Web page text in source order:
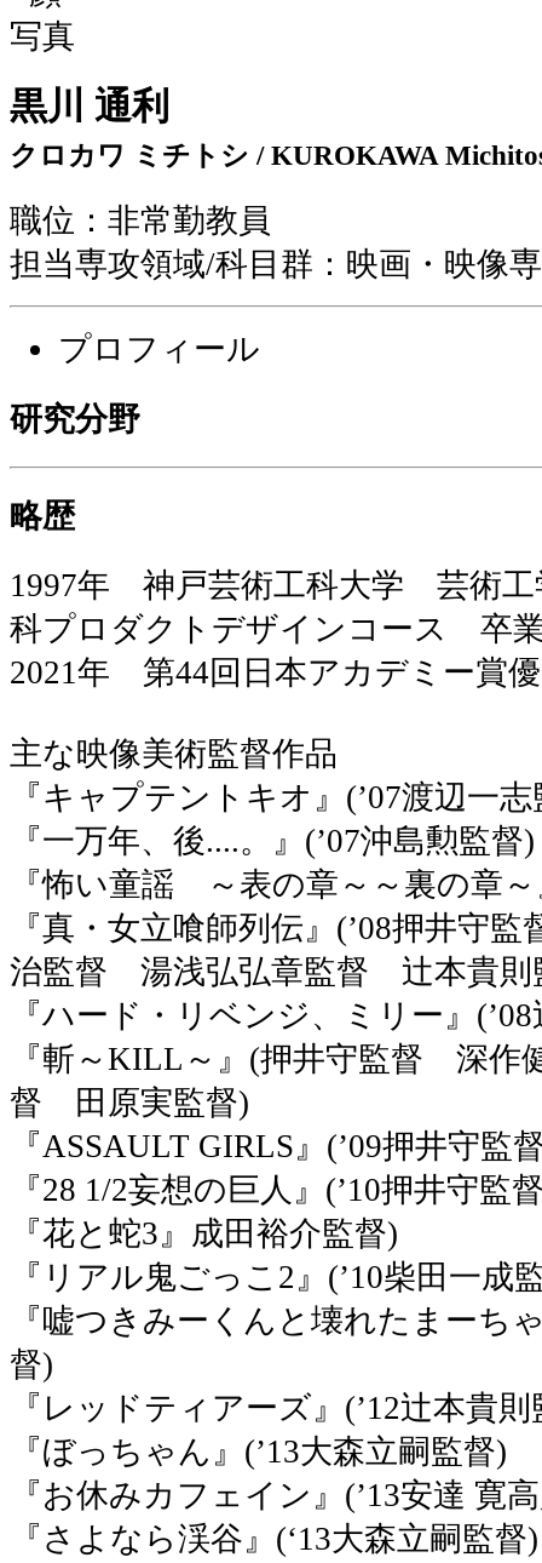
黒川 通利
クロカワ ミチトシ / KUROKAWA
職位：非常勤教員
担当専攻領域/科目群：映画・映像
プロフィール
研究分野
略歴
1997年 神戸芸術工科大学 芸術
科プロダクトデザインコース 卒
2021年 第44回日本アカデミー賞
主な映像美術監督作品
『キャプテントキオ』(’07渡辺一
『一万年、後....。』(’07沖島勲監
『怖い童謡 ～表の章～～裏の章
『真・女立喰師列伝』(’08押井
治監督 湯浅弘弘章監督 辻本貴
『ハード・リベンジ、ミリー』
『斬～KILL～』(押井守監督 深
督 田原実監督)
『ASSAULT GIRLS』(’09押井守
『28 1/2妄想の巨人』(’10押井守
『花と蛇3』成田裕介監督)
『リアル鬼ごっこ2』(’10柴田一成
『嘘つきみーくんと壊れたまーち
督)
『レッドティアーズ』(’12辻本貴
『ぼっちゃん』(’13大森立嗣監督)
『お休みカフェイン』(’13安達
『さよなら渓谷』(‘13大森立嗣監